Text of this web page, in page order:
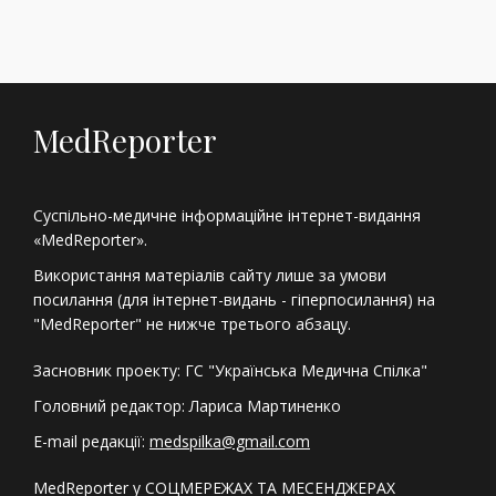
MedReporter
Суспільно-медичне інформаційне інтернет-видання
«MedReporter».
Використання матеріалів сайту лише за умови
посилання (для інтернет-видань - гіперпосилання) на
"MedReporter" не нижче третього абзацу.
Засновник проекту: ГС "Українська Медична Спілка"
Головний редактор: Лариса Мартиненко
E-mail редакції: medspilka@gmail.com
MedReporter у СОЦМЕРЕЖАХ ТА МЕСЕНДЖЕРАХ